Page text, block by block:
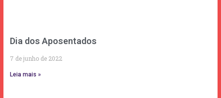
Dia dos Aposentados
7 de junho de 2022
Leia mais »